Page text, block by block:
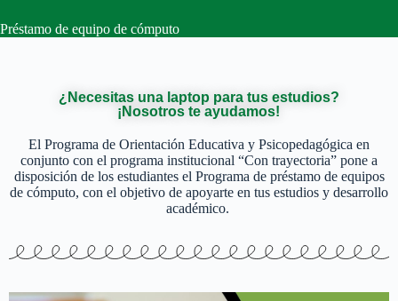
Préstamo de equipo de cómputo
¿Necesitas una laptop para tus estudios?
¡Nosotros te ayudamos!
El Programa de Orientación Educativa y Psicopedagógica en
conjunto con el programa institucional “Con trayectoria” pone a
disposición de los estudiantes el Programa de préstamo de equipos
de cómputo, con el objetivo de apoyarte en tus estudios y desarrollo
académico.